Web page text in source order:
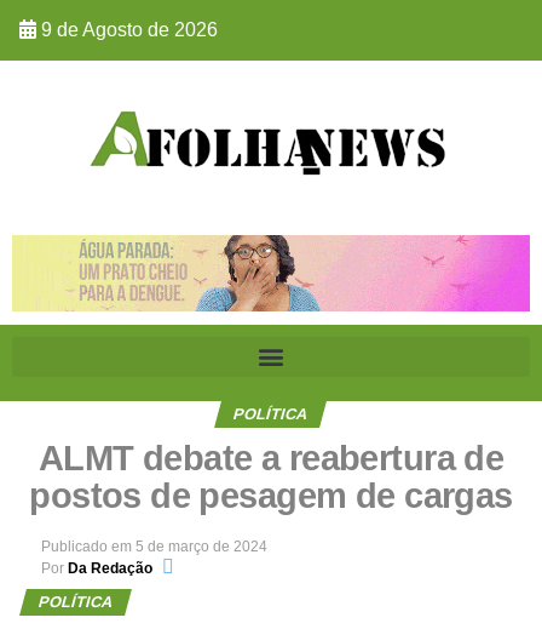
9 de Agosto de 2026
POLÍTICA
ALMT debate a reabertura de
postos de pesagem de cargas
Publicado em 5 de março de 2024
Por Da Redação
POLÍTICA